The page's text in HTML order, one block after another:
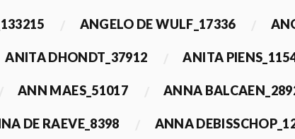
ANGELO DE WULF_17336
ANITA DHONDT_37912 ANITA
ANN MAES_51017 ANNA
DE RAEVE_8398 ANNA